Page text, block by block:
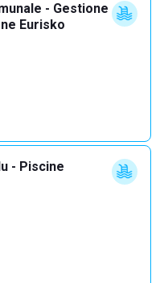
- Gestione
Eurisko
- Piscine